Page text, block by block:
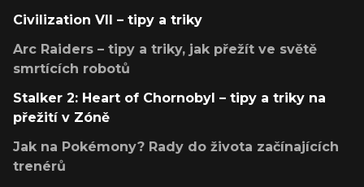
Civilization VII – tipy a triky
Arc Raiders – tipy a triky, jak přežít ve světě
smrtících robotů
Stalker 2: Heart of Chornobyl – tipy a triky na
přežití v Zóně
Jak na Pokémony? Rady do života začínajících
trenérů